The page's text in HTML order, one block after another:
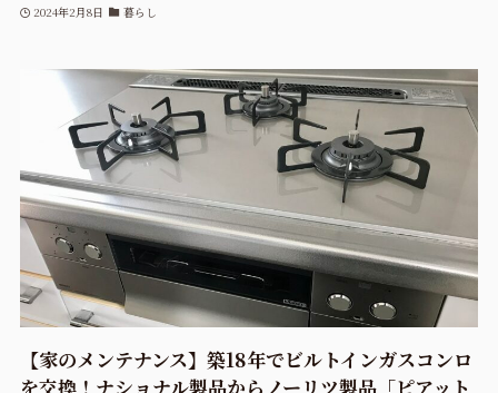
2024年2月8日 暮らし
【家のメンテナンス】築18年でビルトインガスコンロ
を交換！ナショナル製品からノーリツ製品「ピアット